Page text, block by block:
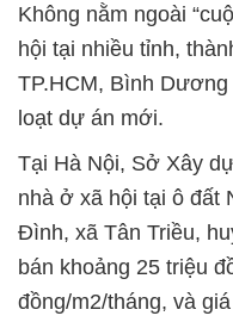
Không nằm ngoài
hội tại nhiều tỉnh,
TP.HCM, Bình
loạt dự án mới.
Tại Hà Nội, Sở Xây
nhà ở xã hội tại ô đất
Đình, xã Tân Triều,
bán khoảng 25 triệu
đồng/m2/tháng, và